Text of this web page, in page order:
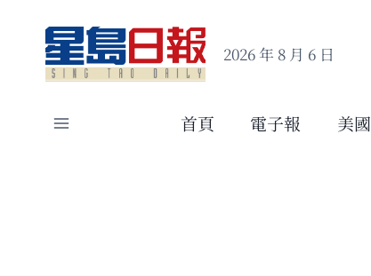
content
2026 年 8 月 6 日
首頁 電子報 美國